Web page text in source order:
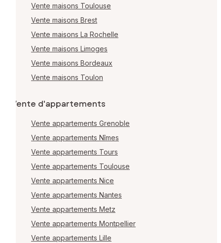
Vente maisons Toulouse
Vente maisons Brest
Vente maisons La Rochelle
Vente maisons Limoges
Vente maisons Bordeaux
Vente maisons Toulon
Vente d'appartements
Vente appartements Grenoble
Vente appartements Nîmes
Vente appartements Tours
Vente appartements Toulouse
Vente appartements Nice
Vente appartements Nantes
Vente appartements Metz
Vente appartements Montpellier
Vente appartements Lille